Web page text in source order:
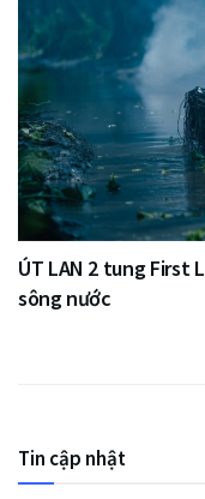
ÚT LAN 2 tung First
sông nước
Tin cập nhật